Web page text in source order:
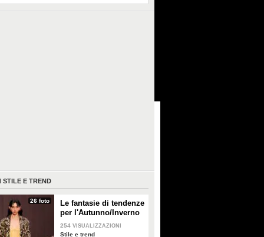
STILE E TREND
26 foto
Le fantasie di tendenze
per l'Autunno/Inverno
2026-2027
254 VISUALIZZAZIONI
Stile e trend